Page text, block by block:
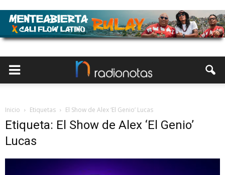
Inicio Etiquetas El Show de Alex ‘El Genio’ Lucas
Etiqueta: El Show de Alex ‘El Genio’
Lucas